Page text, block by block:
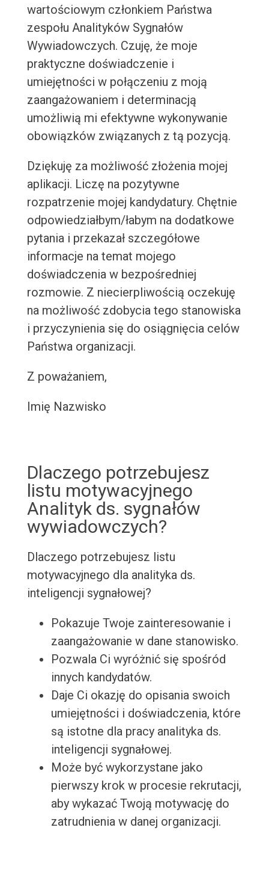
wartościowym członkiem Państwa
zespołu Analityków Sygnałów
Wywiadowczych. Czuję, że moje
praktyczne doświadczenie i
umiejętności w połączeniu z moją
zaangażowaniem i determinacją
umożliwią mi efektywne wykonywanie
obowiązków związanych z tą pozycją.
Dziękuję za możliwość złożenia mojej
aplikacji. Liczę na pozytywne
rozpatrzenie mojej kandydatury. Chętnie
odpowiedziałbym/łabym na dodatkowe
pytania i przekazał szczegółowe
informacje na temat mojego
doświadczenia w bezpośredniej
rozmowie. Z niecierpliwością oczekuję
na możliwość zdobycia tego stanowiska
i przyczynienia się do osiągnięcia celów
Państwa organizacji.
Z poważaniem,
Imię Nazwisko
Dlaczego potrzebujesz
listu motywacyjnego
Analityk ds. sygnałów
wywiadowczych?
Dlaczego potrzebujesz listu
motywacyjnego dla analityka ds.
inteligencji sygnałowej?
Pokazuje Twoje zainteresowanie i
zaangażowanie w dane stanowisko.
Pozwala Ci wyróżnić się spośród
innych kandydatów.
Daje Ci okazję do opisania swoich
umiejętności i doświadczenia, które
są istotne dla pracy analityka ds.
inteligencji sygnałowej.
Może być wykorzystane jako
pierwszy krok w procesie rekrutacji,
aby wykazać Twoją motywację do
zatrudnienia w danej organizacji.